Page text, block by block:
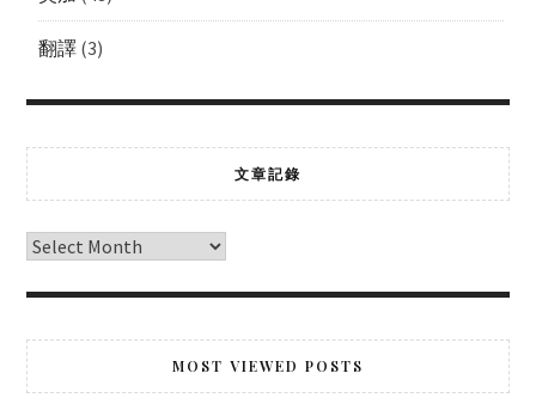
翻譯(3)
文章記錄
MOST VIEWED POSTS